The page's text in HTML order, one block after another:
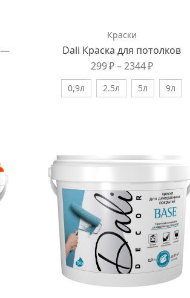
—
Краски
Dali Краска для потолков
299₽ – 2344₽
0,9л 2.5л 5л 9л